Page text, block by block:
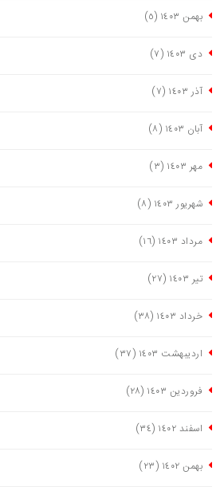
بهمن ١٤٠٣ (٥)
دی ١٤٠٣ (٧)
آذر ١٤٠٣ (٧)
آبان ١٤٠٣ (٨)
مهر ١٤٠٣ (٣)
شهریور ١٤٠٣ (٨)
مرداد ١٤٠٣ (١٦)
تیر ١٤٠٣ (٢٧)
خرداد ١٤٠٣ (٣٨)
اردیبهشت ١٤٠٣ (٣٧)
فروردین ١٤٠٣ (٢٨)
اسفند ١٤٠٢ (٣٤)
بهمن ١٤٠٢ (٢٣)